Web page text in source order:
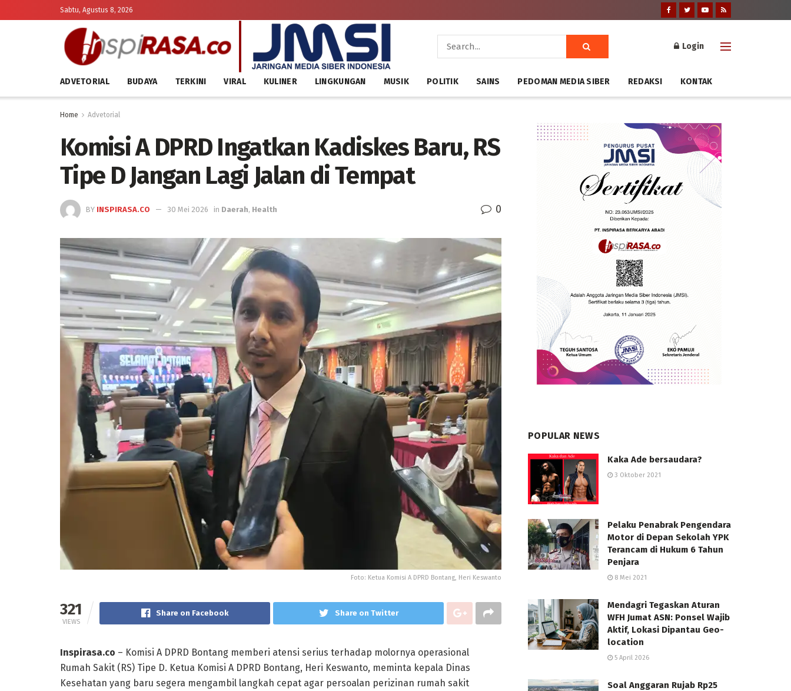
Sabtu, Agustus 8, 2026
Login
ADVETORIAL BUDAYA TERKINI VIRAL KULINER LINGKUNGAN MUSIK POLITIK SAINS PEDOMAN MEDIA SIBER REDAKSI KONTAK
Home Advetorial
Komisi A DPRD Ingatkan Kadiskes Baru, RS
Tipe D Jangan Lagi Jalan di Tempat
BY INSPIRASA.CO 30 Mei 2026 in Daerah, Health 0
Foto: Ketua Komisi A DPRD Bontang, Heri Keswanto
321
VIEWS
Share on Facebook Share on Twitter
Inspirasa.co – Komisi A DPRD Bontang memberi atensi serius terhadap molornya operasional
Rumah Sakit (RS) Tipe D. Ketua Komisi A DPRD Bontang, Heri Keswanto, meminta kepala Dinas
Kesehatan yang baru segera mengambil langkah cepat agar persoalan perizinan rumah sakit
POPULAR NEWS
Kaka Ade bersaudara?
3 Oktober 2021
Pelaku Penabrak Pengendara
Motor di Depan Sekolah YPK
Terancam di Hukum 6 Tahun
Penjara
8 Mei 2021
Mendagri Tegaskan Aturan
WFH Jumat ASN: Ponsel Wajib
Aktif, Lokasi Dipantau Geo-
location
5 April 2026
Soal Anggaran Rujab Rp25